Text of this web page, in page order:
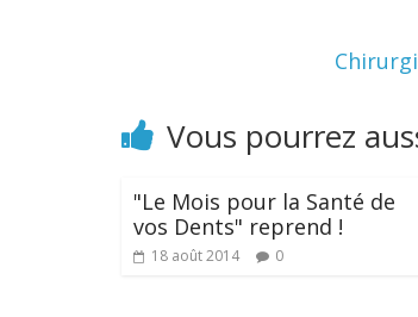
Vous pourrez
"Le Mois pour la Santé de
vos Dents" reprend !
18 août 2014 0